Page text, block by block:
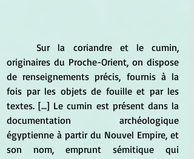
originaires du Proche-Orient, on dispose
de renseignements précis, fournis à la
fois par les objets de fouille et par les
textes. [...] Le cumin est présent dans la
documentation archéologique
égyptienne à partir du Nouvel Empire, et
son nom, emprunt sémitique qui